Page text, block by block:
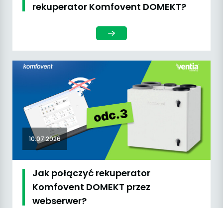
rekuperator Komfovent DOMEKT?
10.07.2026
Jak połączyć rekuperator
Komfovent DOMEKT przez
webserwer?